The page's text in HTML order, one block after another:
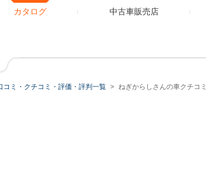
カタログ 中古車販売店
コミ・クチコミ・評価・評判一覧 ねぎからしさんの車クチコミ